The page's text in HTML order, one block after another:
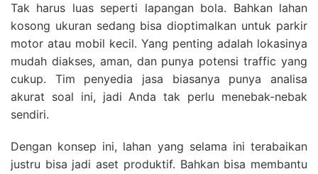
Tak harus luas seperti lapangan bola. Bahkan lahan
kosong ukuran sedang bisa dioptimalkan untuk parkir
motor atau mobil kecil. Yang penting adalah lokasinya
mudah diakses, aman, dan punya potensi traffic yang
cukup. Tim penyedia jasa biasanya punya analisa
akurat soal ini, jadi Anda tak perlu menebak-nebak
sendiri.
Dengan konsep ini, lahan yang selama ini terabaikan
justru bisa jadi aset produktif. Bahkan bisa membantu